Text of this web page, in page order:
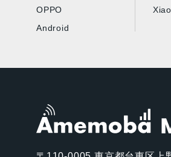
OPPO
Android